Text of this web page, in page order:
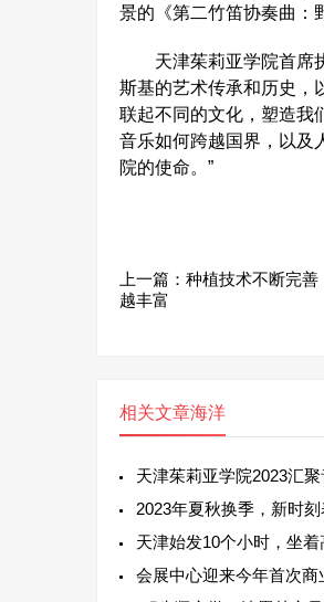
景的《第二竹笛协奏曲：
天津茱莉亚学院首席执
斯基的艺术传承和历史，
联起不同的文化，塑造我
音乐如何跨越国界，以及
院的使命。”
上一篇： 种植技术不断完
越丰富
相关文章海洋
天津茱莉亚学院2023汇
2023年夏秋换季，新时
天津始发10个小时，坐
会展中心迎来今年首次商